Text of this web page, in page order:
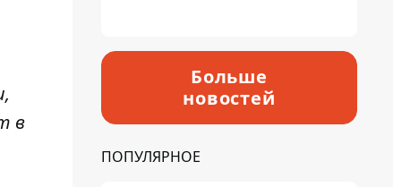
в
Больше
новостей
ПОПУЛЯРНОЕ